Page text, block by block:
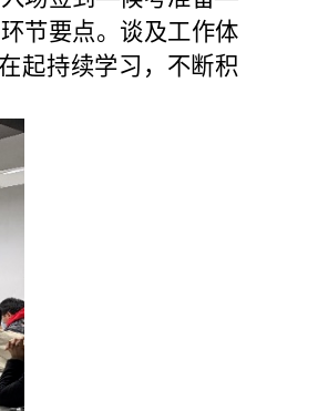
节要点。谈及工作体
起持续学习，不断积